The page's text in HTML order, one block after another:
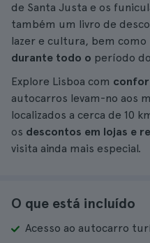
de Santa Justa e os
também um livro de
lazer e cultura, bem como
durante todo o período
Explore Lisboa com
autocarros levam-no aos
localizados a cerca de 10
os descontos em lojas e
visita ainda mais especial.
O que está incluído
Acesso ao autocarro